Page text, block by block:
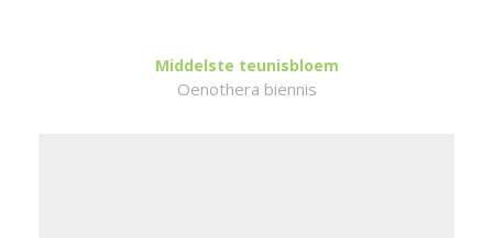
Middelste teunisbloem
Oenothera biennis